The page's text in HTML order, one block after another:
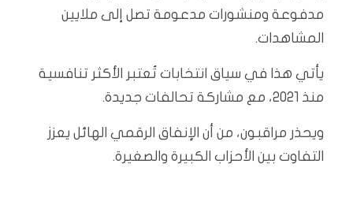
مدفوعة ومنشورات مدعومة تصل إلى ملايين
المشاهدات.
يأتي هذا في سياق انتخابات تُعتبر الأكثر تنافسية
منذ 2021، مع مشاركة تحالفات جديدة.
ويحذر مراقبون، من أن الإنفاق الرقمي الهائل يعزز
التفاوت بين الأحزاب الكبيرة والصغيرة.